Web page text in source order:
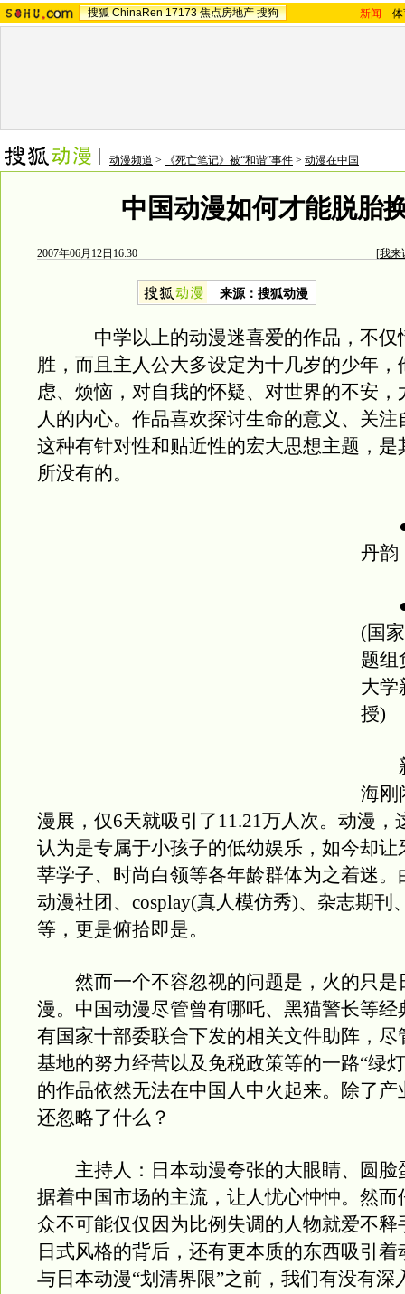
搜狐 ChinaRen 17173 焦点房地产 搜狗 新闻 -
动漫频道 > 《死亡笔记》被“和谐”事件 > 动漫在中国
中国动漫如何才能脱胎
2007年06月12日16:30 [我来
来源：搜狐动漫
中学以上的动漫迷喜爱的作品，不仅
胜，而且主人公大多设定为十几岁的少年，
虑、烦恼，对自我的怀疑、对世界的不安，
人的内心。作品喜欢探讨生命的意义、关注
这种有针对性和贴近性的宏大思想主题，是
所没有的。
●
丹韵
●
(国
题组
大学
授)
新
海刚
漫展，仅6天就吸引了11.21万人次。动漫，
认为是专属于小孩子的低幼娱乐，如今却让
莘学子、时尚白领等各年龄群体为之着迷。
动漫社团、cosplay(真人模仿秀)、杂志期刊
等，更是俯拾即是。
然而一个不容忽视的问题是，火的只是
漫。中国动漫尽管曾有哪吒、黑猫警长等经
有国家十部委联合下发的相关文件助阵，尽
基地的努力经营以及免税政策等的一路“绿
的作品依然无法在中国人中火起来。除了产
还忽略了什么？
主持人：日本动漫夸张的大眼睛、圆脸
据着中国市场的主流，让人忧心忡忡。然而
众不可能仅仅因为比例失调的人物就爱不释
日式风格的背后，还有更本质的东西吸引着
与日本动漫“划清界限”之前，我们有没有深